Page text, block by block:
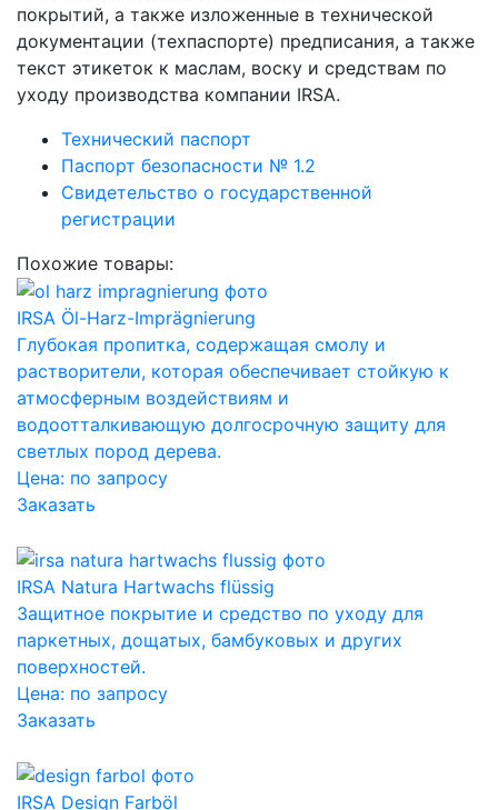
покрытий, а также изложенные в технической
документации (техпаспорте) предписания, а также
текст этикеток к маслам, воску и средствам по
уходу производства компании IRSA.
Технический паспорт
Паспорт безопасности № 1.2
Свидетельство о государственной
регистрации
Похожие товары:
IRSA Öl-Harz-Imprägnierung
Глубокая пропитка, содержащая смолу и
растворители, которая обеспечивает стойкую к
атмосферным воздействиям и
водоотталкивающую долгосрочную защиту для
светлых пород дерева.
Цена: по запросу
Заказать
IRSA Natura Hartwachs flüssig
Защитное покрытие и средство по уходу для
паркетных, дощатых, бамбуковых и других
поверхностей.
Цена: по запросу
Заказать
IRSA Design Farböl